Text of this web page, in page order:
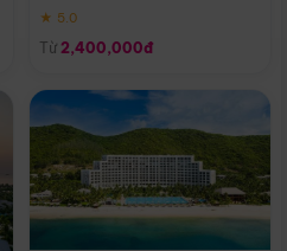
★ 5.0
Từ 2,400,000đ